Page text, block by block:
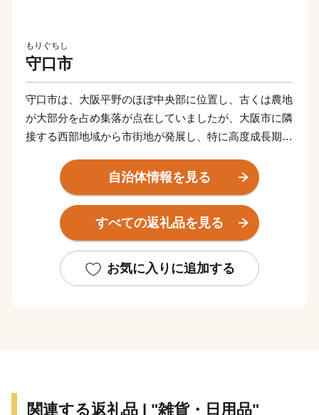
もりぐちし
守口市
守口市は、大阪平野のほぼ中央部に位置し、古くは農地
が大部分を占め集落が点在していましたが、大阪市に隣
接する西部地域から市街地が発展し、特に高度成長期に
また、早くから大手家電メーカーの企業城下町として発
展を遂げるとともに安定した税収を背景に各種行政サー
ビスを充実させ、公共施設や都市基盤の整備を進めてき
一定の到達点に達し、成熟した都市としての機能を備え
るに至っています。
自治体情報を見る
すべての返礼品を見る
お気に入りに追加する
関連する返礼品 | "雑貨・日用品"